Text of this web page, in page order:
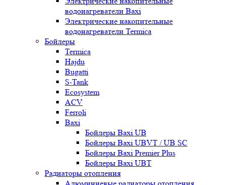
водонагреватели Baxi
Электрические накопительные
водонагреватели Termica
Бойлеры
Termica
Hajdu
Bugatti
S-Tank
Ecosystem
ACV
Ferroli
Baxi
Бойлеры Baxi UB
Бойлеры Baxi UBVT / UB SC
Бойлеры Baxi Premier Plus
Бойлеры Baxi UBT
Радиаторы отопления